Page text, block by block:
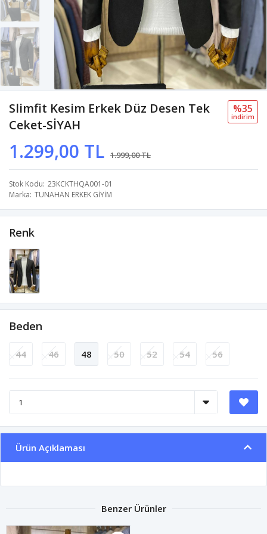
Slimfit Kesim Erkek Düz Desen Tek
Ceket-SİYAH
1.299,00 TL 1.999,00 TL
%35
i̇ndi̇ri̇m
Stok Kodu 23KCKTHQA001-01
Marka TUNAHAN ERKEK GİYİM
Renk
Beden
44 46 48 50 52 54 56
Ürün Açıklaması
Benzer Ürünler